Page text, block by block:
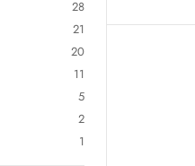
28
21
20
11
5
2
1